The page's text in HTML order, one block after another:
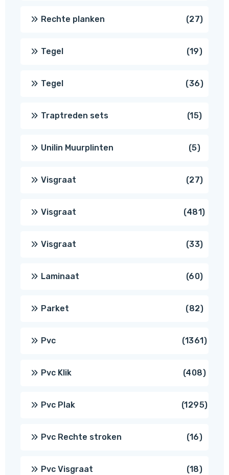
Rechte planken 2727
Tegel 1919
Tegel 3636
Traptreden sets 1515
Unilin Muurplinten 55
Visgraat 2727
Visgraat 481481
Visgraat 3333
Laminaat 6060
Parket 8282
Pvc 13611361
Pvc Klik 408408
Pvc Plak 12951295
Pvc Rechte stroken 1616
Pvc Visgraat 1818